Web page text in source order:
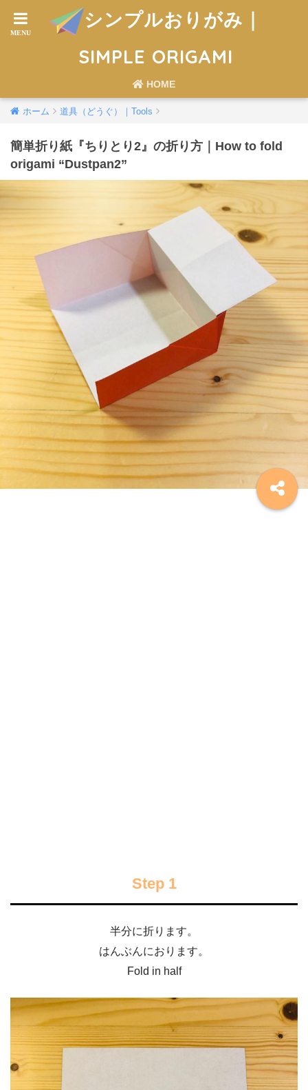
シンプルおりがみ｜
SIMPLE ORIGAMI
HOME
ホーム 道具（どうぐ）｜Tools
簡単折り紙『ちりとり2』の折り方｜How to fold
origami “Dustpan2”
Step 1
半分に折ります。
はんぶんにおります。
Fold in half